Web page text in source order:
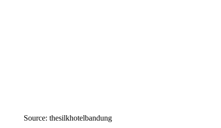
Source: thesilkhotelbandung